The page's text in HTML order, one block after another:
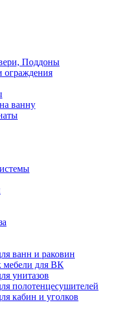
Поддоны
ограждения
ванну
ванн и раковин
для ВК
унитазов
полотенцесушителей
кабин и уголков